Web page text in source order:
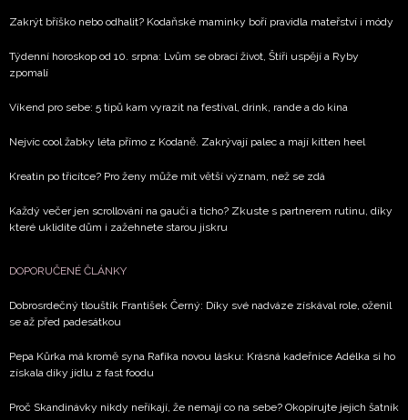
Zakrýt bříško nebo odhalit? Kodaňské maminky boří pravidla mateřství i módy
Týdenní horoskop od 10. srpna: Lvům se obrací život, Štíři uspějí a Ryby
zpomalí
Víkend pro sebe: 5 tipů kam vyrazit na festival, drink, rande a do kina
Nejvíc cool žabky léta přímo z Kodaně. Zakrývají palec a mají kitten heel
Kreatin po třicítce? Pro ženy může mít větší význam, než se zdá
Každý večer jen scrollování na gauči a ticho? Zkuste s partnerem rutinu, díky
které uklidíte dům i zažehnete starou jiskru
DOPORUČENÉ ČLÁNKY
Dobrosrdečný tlouštík František Černý: Díky své nadváze získával role, oženil
se až před padesátkou
Pepa Kůrka má kromě syna Rafíka novou lásku: Krásná kadeřnice Adélka si ho
získala díky jídlu z fast foodu
Proč Skandinávky nikdy neříkají, že nemají co na sebe? Okopírujte jejich šatník